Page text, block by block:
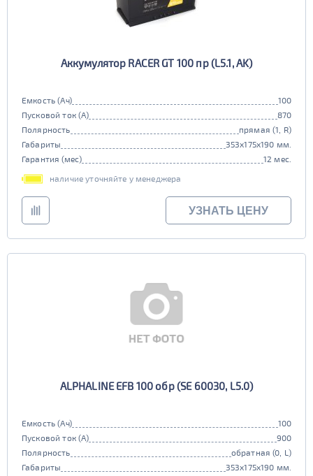
Аккумулятор RACER GT 100 пр (L5.1, AK)
Емкость (Ач)
100
Пусковой ток (А)
870
Полярность
прямая (1, R)
Габариты
353x175x190 мм.
Гарантия (мес)
12 мес.
наличие уточняйте у менеджера
УЗНАТЬ ЦЕНУ
ALPHALINE EFB 100 обр (SE 60030, L5.0)
Емкость (Ач)
100
Пусковой ток (А)
900
Полярность
обратная (0, L)
Габариты
353x175x190 мм.